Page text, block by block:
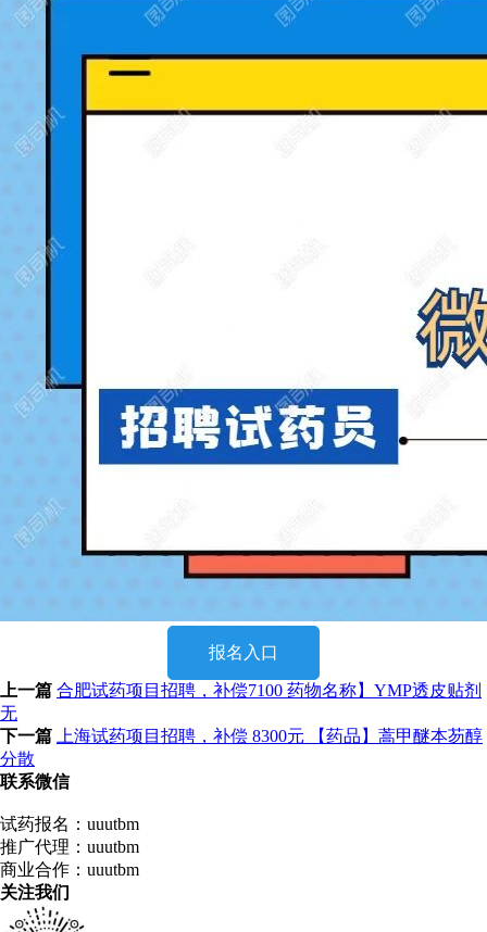
报名入口
上一篇 合肥试药项目招聘，补偿7100 药物名称】YMP透皮贴剂
无
下一篇
上海试药项目招聘，补偿 8300元 【药品】蒿甲醚本芴醇
分散
联系微信
试药报名：uuutbm
推广代理：uuutbm
商业合作：uuutbm
关注我们